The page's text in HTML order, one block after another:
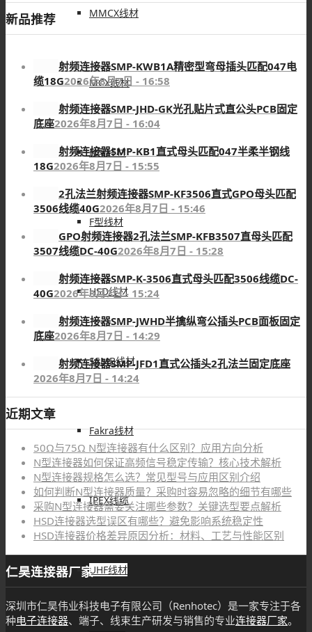
MMCX线材
MCX线材
N型线材
F型线材
HSD线材
SSMB线材
Fakra线材
IPEX线缆
UHF线材
新品推荐
射频连接器SMP-KWB1A精密型弯母插头匹配047电
缆18G2026年8月7日 - 16:58
射频连接器SMP-JHD-GK光孔贴片式直公头PCB固定
底座2026年8月7日 - 16:04
射频连接器SMP-KB1直式母头匹配047半柔半钢线
18G2026年8月7日 - 15:55
2孔法兰射频连接器SMP-KF3506直式GPO母头匹配
3506线缆40G2026年8月7日 - 15:46
GPO射频连接器2孔法兰SMP-KFB3507直母头匹配
3507线缆DC-40G2026年8月7日 - 15:28
射频连接器SMP-K-3506直式母头匹配3506线缆DC-
40G2026年8月7日 - 15:24
射频连接器SMP-JWHD半擒纵弯公插头PCB面板固定
底座2026年8月7日 - 14:29
射频连接器SMP-JFD1直式公插头2孔法兰固定底座
2026年8月7日 - 14:24
近期文章
50Ω与75Ω N型连接器有什么区别？应用方向分析
N型连接器如何保证高频信号稳定传输？核心技术解析
N型连接器规格怎么选？常见型号与应用区别介绍
如何判断N型连接器质量？采购时容易忽略的细节有哪些
采购N型连接器需要关注哪些参数？关键选型要点解析
HSD连接器选型误区有哪些？避免影响系统稳定性
HSD连接器价格差异原因分析：材料、工艺与性能区别
仁昊连接器厂家
深圳市仁昊伟业科技电子有限公司（Renhotec）是一家专注于各
种电子连接器、端子、线束生产研发与销售的专业连接器厂家。